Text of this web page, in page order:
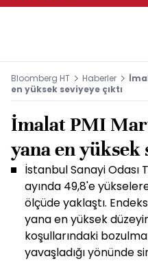
Bloomberg HT Haberler
en yüksek seviyeye çıktı
İmalat PMI
yana en yüksek
İstanbul Sanayi Odası
ayında 49,8'e
ölçüde yaklaştı.
yana en yüksek
koşullarındaki
yavaşladığı yönünde